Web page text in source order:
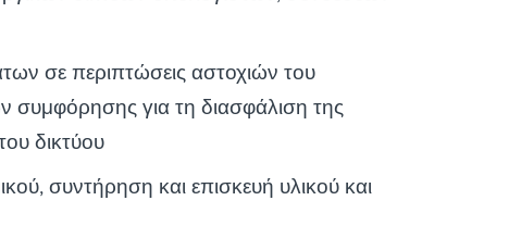
σε περιπτώσεις αστοχιών του
συμφόρησης για τη διασφάλιση της
δικτύου
συντήρηση και επισκευή υλικού και